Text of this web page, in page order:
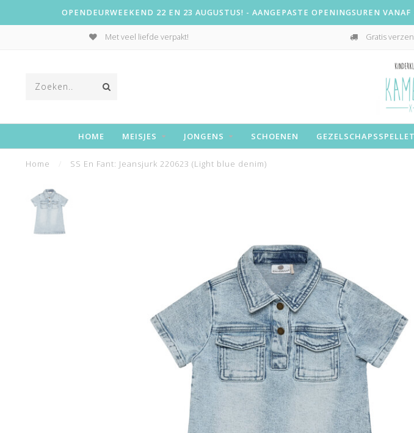
OPENDEURWEEKEND 22 EN 23 AUGUSTUS! - AANGEPASTE OPENINGSUREN
Met veel liefde verpakt! Gratis
HOME MEISJES JONGENS SCHOENEN
Home SS En Fant: Jeansjurk 220623 (Light blue denim)